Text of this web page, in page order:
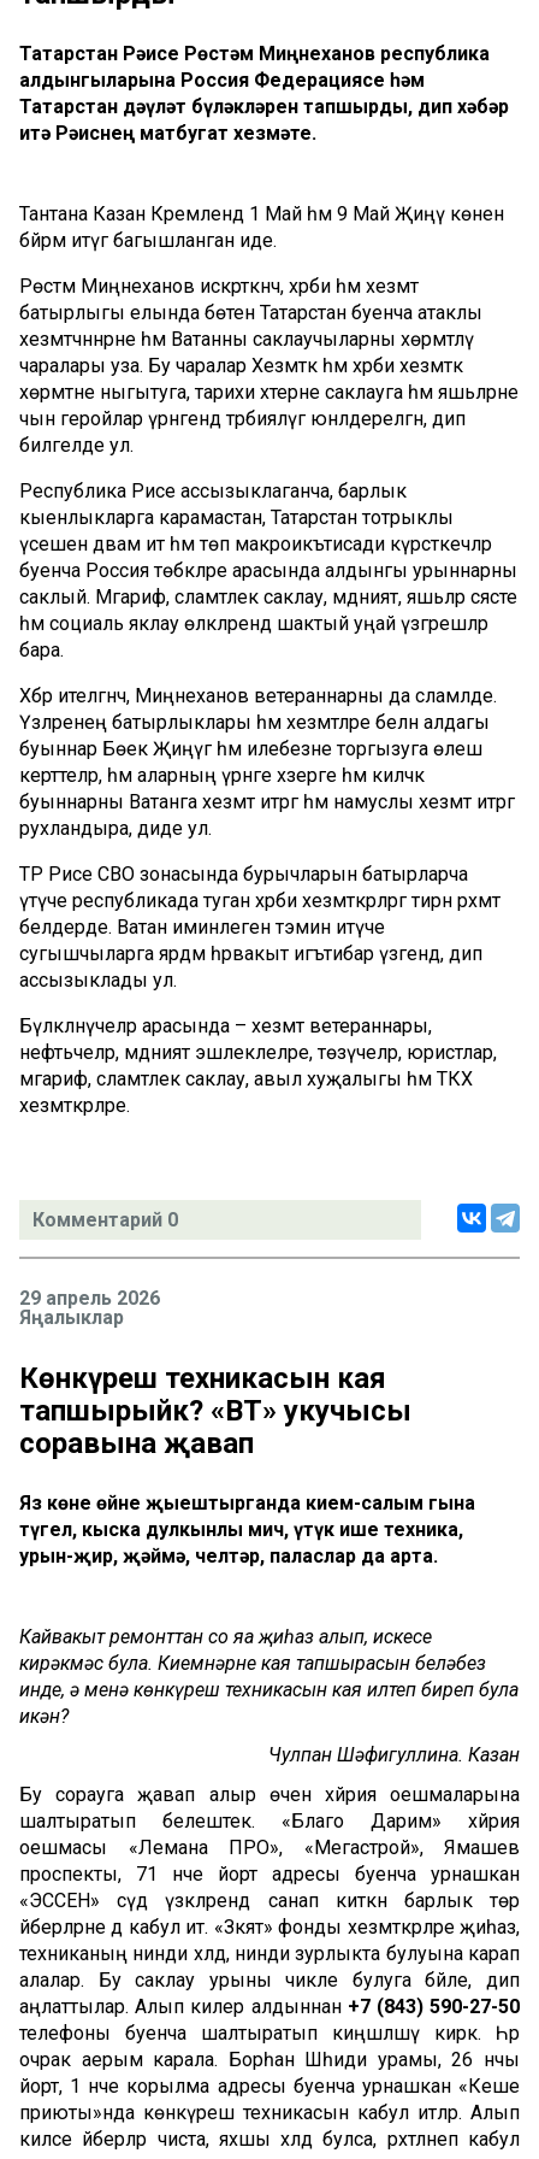
Татарстан Рәисе Рөстәм Миңнеханов республика
алдынгыларына Россия Федерациясе һәм
Татарстан дәүләт бүләкләрен тапшырды, дип хәбәр
итә Рәиснең матбугат хезмәте.
Тантана Казан Кремлендә 1 Май һәм 9 Май Җиңү көнен
бәйрәм итүгә багышланган иде.
Рөстәм Миңнеханов искәрткәнчә, хәрби һәм хезмәт
батырлыгы елында бөтен Татарстан буенча атаклы
хезмәтчәннәрне һәм Ватанны саклаучыларны хөрмәтләү
чаралары уза. Бу чаралар Хезмәткә һәм хәрби хезмәткә
хөрмәтне ныгытуга, тарихи хәтерне саклауга һәм яшьләрне
чын геройлар үрнәгендә тәрбияләүгә юнәлдерелгән, дип
билгеләде ул.
Республика Рәисе ассызыклаганча, барлык
кыенлыкларга карамастан, Татарстан тотрыклы
үсешен дәвам итә һәм төп макроикътисади күрсәткечләр
буенча Россия төбәкләре арасында алдынгы урыннарны
саклый. Мәгариф, сәламәтлек саклау, мәдәният, яшьләр сәясәте
һәм социаль яклау өлкәләрендә шактый уңай үзгәрешләр
бара.
Хәбәр ителгәнчә, Миңнеханов ветераннарны да сәламләде.
Үзләренең батырлыклары һәм хезмәтләре белән алдагы
буыннар Бөек Җиңүгә һәм илебезне торгызуга өлеш
керттеләр, һәм аларның үрнәге хәзерге һәм киләчәк
буыннарны Ватанга хезмәт итәргә һәм намуслы хезмәт итәргә
рухландыра, диде ул.
ТР Рәисе СВО зонасында бурычларын батырларча
үтәүче республикада туган хәрби хезмәткәрләргә тирән рәхмәт
белдерде. Ватан иминлеген тәэмин итүче
сугышчыларга ярдәм һәрвакыт игътибар үзәгендә, дип
ассызыклады ул.
Бүләкләнүчеләр арасында – хезмәт ветераннары,
нефтьчеләр, мәдәният эшлеклеләре, төзүчеләр, юристлар,
мәгариф, сәламәтлек саклау, авыл хуҗалыгы һәм ТКХ
хезмәткәрләре.
Комментарий 0
29 апрель 2026
Яңалыклар
Көнкүреш техникасын кая
тапшырыйк? «ВТ» укучысы
соравына җавап
Яз көне өйне җыештырганда кием-салым гына
түгел, кыска дулкынлы мич, үтүк ише техника,
урын-җир, җәймә, челтәр, паласлар да арта.
Кайвакыт ремонттан соң яңа җиһаз алып, искесе
кирәкмәс була. Киемнәрне кая тапшырасын беләбез
инде, ә менә көнкүреш техникасын кая илтеп биреп була
икән?
Чулпан Шәфигуллина. Казан
Бу сорауга җавап алыр өчен хәйрия оешмаларына
шалтыратып белештек.
«Благо Дарим» хәйрия
оешмасы «Лемана ПРО», «Мегастрой», Ямашев
проспекты, 71 нче йорт адресы буенча урнашкан
«ЭССЕН» сәүдә үзәкләрендә санап киткән барлык төр
әйберләрне дә кабул итә. «Зәкят» фонды хезмәткәрләре җиһаз,
техниканың нинди хәлдә, нинди зурлыкта булуына карап
алалар. Бу саклау урыны чикле булуга бәйле, дип
аңлаттылар. Алып килер алдыннан +7 (843) 590-27-50
телефоны буенча шалтыратып киңәшләшү кирәк. Һәр
очрак аерым карала. Борһан Шәһиди урамы, 26 нчы
йорт, 1 нче корылма адресы буенча урнашкан «Кеше
приюты»нда көнкүреш техникасын кабул итәләр. Алып
киләсе әйберләр чиста, яхшы хәлдә булса, рәхәтләнеп кабул